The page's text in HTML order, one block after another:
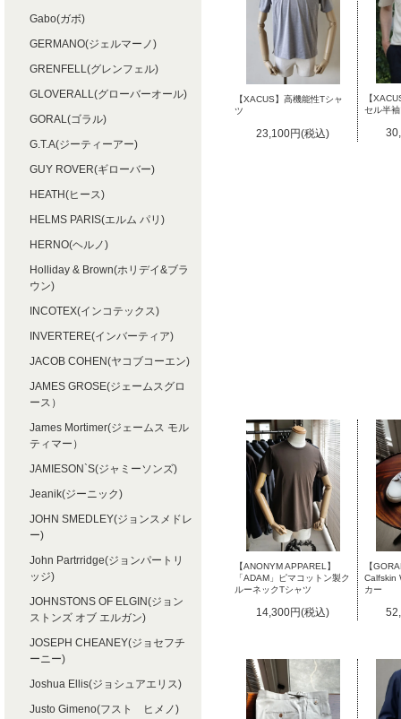
【XACUS】高機能性Tシャ
ツ
23,100円(税込)
【
セル半
【ANONYM APPAREL】
「ADAM」ピマコットン製ク
ルーネックTシャツ
14,300円(税込)
【
Calfskin
カー
Gabo(ガボ)
GERMANO(ジェルマーノ)
GRENFELL(グレンフェル)
GLOVERALL(グローバーオール)
GORAL(ゴラル)
G.T.A(ジーティーアー)
GUY ROVER(ギローバー)
HEATH(ヒース)
HELMS PARIS(エルム パリ)
HERNO(ヘルノ)
Holliday & Brown(ホリデイ&ブラ
ウン)
INCOTEX(インコテックス)
INVERTERE(インバーティア)
JACOB COHEN(ヤコブコーエン)
JAMES GROSE(ジェームスグロ
ース）
James Mortimer(ジェームス モル
ティマー）
JAMIESON`S(ジャミーソンズ)
Jeanik(ジーニック)
JOHN SMEDLEY(ジョンスメドレ
ー)
John Partrridge(ジョンパートリ
ッジ)
JOHNSTONS OF ELGIN(ジョン
ストンズ オブ エルガン)
JOSEPH CHEANEY(ジョセフチ
ーニー)
Joshua Ellis(ジョシュアエリス)
Justo Gimeno(フスト ヒメノ)